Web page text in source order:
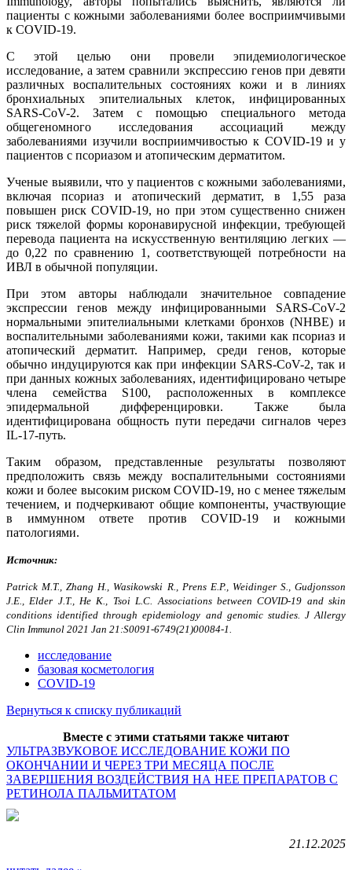
пациенты с кожными заболеваниями более восприимчивыми
к COVID-19.
С этой целью они провели эпидемиологическое
исследование, а затем сравнили экспрессию генов при девяти
различных воспалительных состояниях кожи и в линиях
бронхиальных эпителиальных клеток, инфицированных
SARS-CoV-2. Затем с помощью специального метода
общегеномного исследования ассоциаций между
заболеваниями изучили восприимчивостью к COVID-19 и у
пациентов с псориазом и атопическим дерматитом.
Ученые выявили, что у пациентов с кожными заболеваниями,
включая псориаз и атопический дерматит, в 1,55 раза
повышен риск COVID-19, но при этом существенно снижен
риск тяжелой формы коронавирусной инфекции, требующей
перевода пациента на искусственную вентиляцию легких —
до 0,22 по сравнению 1, соответствующей потребности на
ИВЛ в обычной популяции.
При этом авторы наблюдали значительное совпадение
экспрессии генов между инфицированными SARS-CoV-2
нормальными эпителиальными клетками бронхов (NHBE) и
воспалительными заболеваниями кожи, такими как псориаз и
атопический дерматит. Например, среди генов, которые
обычно индуцируются как при инфекции SARS-CoV-2, так и
при данных кожных заболеваниях, идентифицировано четыре
члена семейства S100, расположенных в комплексе
эпидермальной дифференцировки. Также была
идентифицирована общность пути передачи сигналов через
IL-17-путь.
Таким образом, представленные результаты позволяют
предположить связь между воспалительными состояниями
кожи и более высоким риском COVID-19, но с менее тяжелым
течением, и подчеркивают общие компоненты, участвующие
в иммунном ответе против COVID-19 и кожными
патологиями.
Источник:
Patrick M.T., Zhang H., Wasikowski R., Prens E.P., Weidinger S., Gudjonsson
J.E., Elder J.T., He K., Tsoi L.C. Associations between COVID-19 and skin
conditions identified through epidemiology and genomic studies. J Allergy
Clin Immunol 2021 Jan 21:S0091-6749(21)00084-1.
исследование
базовая косметология
COVID-19
Вернуться к списку публикаций
Вместе с этими статьями также читают
УЛЬТРАЗВУКОВОЕ ИССЛЕДОВАНИЕ КОЖИ ПО
ОКОНЧАНИИ И ЧЕРЕЗ ТРИ МЕСЯЦА ПОСЛЕ
ЗАВЕРШЕНИЯ ВОЗДЕЙСТВИЯ НА НЕЕ ПРЕПАРАТОВ С
РЕТИНОЛА ПАЛЬМИТАТОМ
21.12.2025